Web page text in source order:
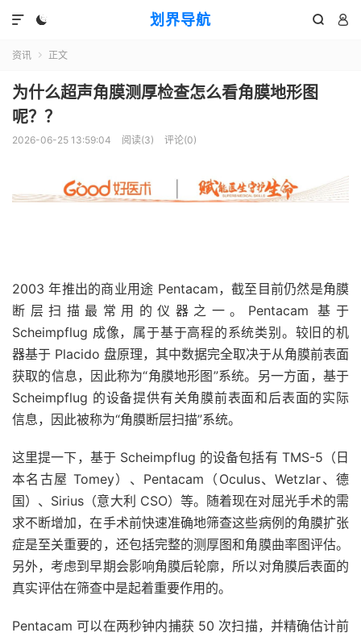
划界导航
  

资讯  正文
为什么超声角膜测厚检查怎么看角膜地形图
呢？？
2026-06-25 13:59:04 阅读(3) 评论(0)
2003 年推出的商业用途 Pentacam，截至目前仍然是角膜
断层扫描最常用的仪器之一。Pentacam 基于
Scheimpflug 成像，属于基于高程的系统类别。较旧的机
器基于 Placido 盘原理，其中数据完全取决于从角膜前表面
获取的信息，因此称为“角膜地形图”系统。另一方面，基于
Scheimpflug 的设备提供有关角膜前表面和后表面的实际
信息，因此被称为“角膜断层扫描”系统。
这里提一下，基于 Scheimpflug 的设备包括有 TMS-5（日
本名古屋 Tomey）、Pentacam（Oculus、Wetzlar、德
国）、Sirius（意大利 CSO）等。随着现在对屈光手术的需
求不断增加，在手术前快速准确地筛查这些病例的角膜扩张
症是至关重要的，还包括完整的测厚图和角膜曲率图评估。
另外，考虑到早期会影响角膜后轮廓，所以对角膜后表面的
真实评估在筛查中是起着重要作用的。
Pentacam 可以在两秒钟内捕获 50 次扫描，并精确估计前